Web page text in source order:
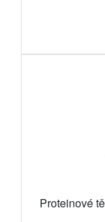
Proteinové